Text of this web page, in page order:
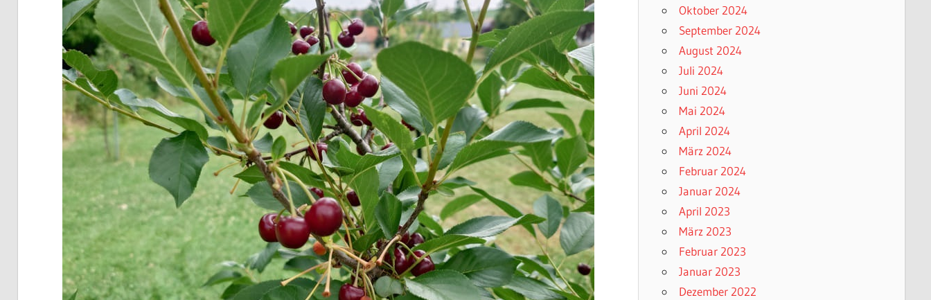
Oktober 2024
September 2024
August 2024
Juli 2024
Juni 2024
Mai 2024
April 2024
März 2024
Februar 2024
Januar 2024
April 2023
März 2023
Februar 2023
Januar 2023
Dezember 2022